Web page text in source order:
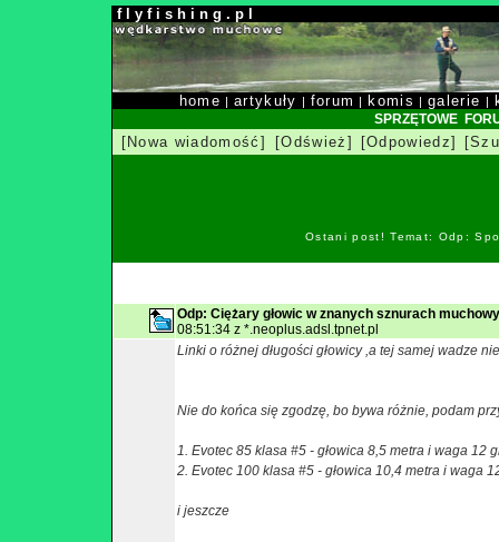
f l y f i s h i n g . p l
home |artykuły | forum | komis |galerie |
SPRZĘTOWE
[Nowa wiadomość] [Odśwież] [Odpowiedz]
Ostani post! Temat: Odp:
Odp: Ciężary głowic w znanych sznurach
08:51:34 z *.neoplus.adsl.tpnet.pl
Linki o różnej długości głowicy ,a tej samej wadze
Nie do końca się zgodzę, bo bywa różnie, podam
1. Evotec 85 klasa #5 - głowica 8,5 metra i waga 12
2. Evotec 100 klasa #5 - głowica 10,4 metra i waga
i jeszcze